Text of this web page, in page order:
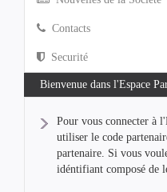
Contacts
Securité
Bienvenue dans l'Espace
Pour vous connecter à
utiliser le code
partenaire. Si vous
idéntifiant composé de